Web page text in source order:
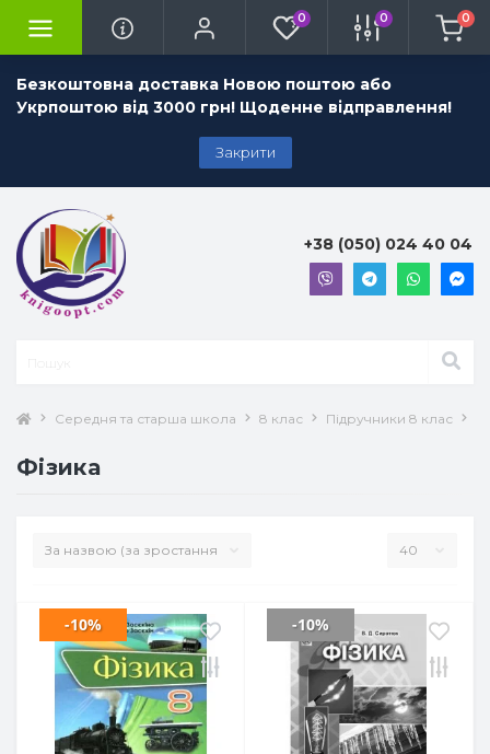
Безкоштовна доставка Новою поштою або
Укрпоштою від 3000 грн! Щоденне відправлення!
Закрити
0 0 0
+38 (050) 024 40 04
Середня та старша школа 8 клас Підручники 8 клас
Фізика
-10% -10%